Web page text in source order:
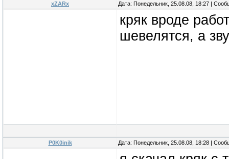
xZARx Дата: Понедельник, 25.08.08, 18:27 |
кряк вроде
шевелятся, а
P0K0inik Дата: Понедельник, 25.08.08, 18:28 |